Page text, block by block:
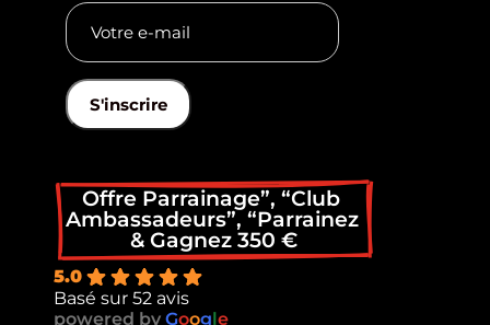
S'inscrire
Offre Parrainage”, “Club
Ambassadeurs”, “Parrainez
& Gagnez 350 €
5.0
Basé sur 52 avis
powered by Google